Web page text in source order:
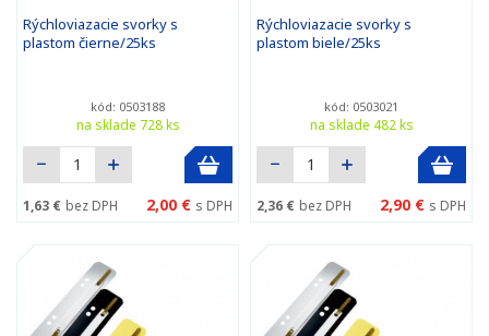
Rýchloviazacie svorky s
plastom čierne/25ks
kód: 0503188
na sklade 728 ks
1,63 € bez DPH 2,00 € s DPH
Rýchloviazacie svorky s
plastom biele/25ks
kód: 0503021
na sklade 482 ks
2,36 € bez DPH 2,90 € s DPH